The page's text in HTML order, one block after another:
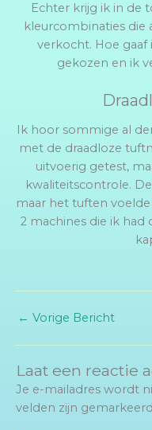
Echter krijg ik in de
kleurcombinaties
verkocht. Hoe gaaf
gekozen en ik
Ik hoor sommige al
met de draadloze
uitvoerig getest,
kwaliteitscontrole.
maar het tuften
2 machines die ik
← Vorige Bericht
Laat een reactie
Je e-mailadres wordt
velden zijn